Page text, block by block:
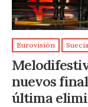
Eurovisión Suecia
nuevos
última